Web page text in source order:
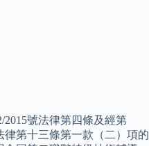
2015號法律第四條及經第
律第十三條第一款（二）項的